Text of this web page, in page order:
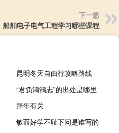
下一篇
船舶电子电气工程学习哪些课程
昆明冬天自由行攻略路线
“君负鸿鹄志”的出处是哪里
拜年有关
敏而好学不耻下问是谁写的